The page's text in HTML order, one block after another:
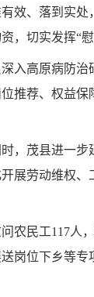
效、落到实
，切实发挥“
入高原病防
推荐、权益
，茂县进一
展劳动维权
农民工117人
岗位下乡等专